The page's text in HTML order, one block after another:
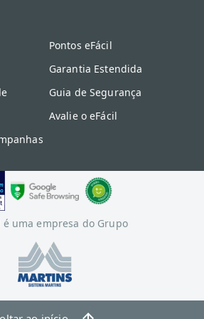
Pontos eFácil
Garantia Estendida
Guia de Segurança
Avalie o eFácil
é uma empresa do Grupo